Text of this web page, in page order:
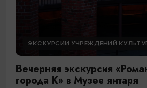
ЭКСКУРСИИ УЧРЕЖДЕНИЙ
Вечерняя экскурсия
города К» в Музее янтаря